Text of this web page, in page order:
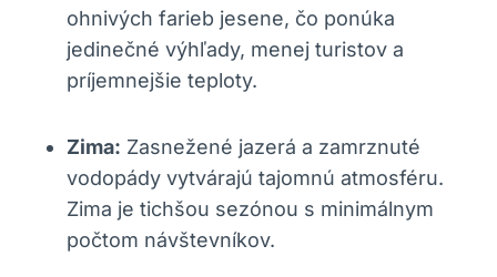
ohnivých farieb jesene, čo ponúka
jedinečné výhľady, menej turistov a
príjemnejšie teploty.
Zima: Zasnežené jazerá a zamrznuté
vodopády vytvárajú tajomnú atmosféru.
Zima je tichšou sezónou s minimálnym
počtom návštevníkov.